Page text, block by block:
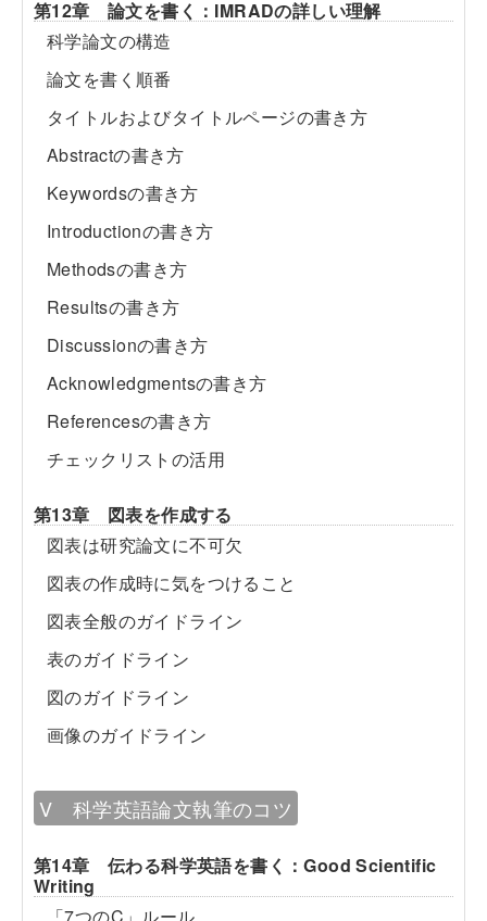
第12章 論文を書く：IMRADの詳しい理解
科学論文の構造
論文を書く順番
タイトルおよびタイトルページの書き方
Abstractの書き方
Keywordsの書き方
Introductionの書き方
Methodsの書き方
Resultsの書き方
Discussionの書き方
Acknowledgmentsの書き方
Referencesの書き方
チェックリストの活用
第13章 図表を作成する
図表は研究論文に不可欠
図表の作成時に気をつけること
図表全般のガイドライン
表のガイドライン
図のガイドライン
画像のガイドライン
V 科学英語論文執筆のコツ
第14章 伝わる科学英語を書く：Good Scientific
Writing